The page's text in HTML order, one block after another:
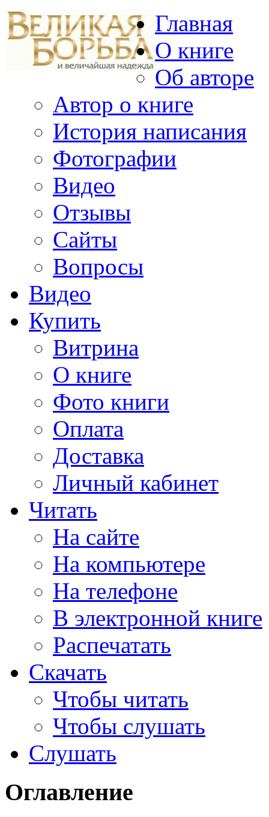
Главная
О книге
Об авторе
Автор о книге
История написания
Фотографии
Видео
Отзывы
Сайты
Вопросы
Видео
Купить
Витрина
О книге
Фото книги
Оплата
Доставка
Личный кабинет
Читать
На сайте
На компьютере
На телефоне
В электронной книге
Распечатать
Скачать
Чтобы читать
Чтобы слушать
Слушать
Оглавление